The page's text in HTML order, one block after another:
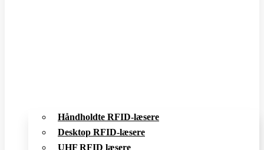
Håndholdte RFID-læsere
Desktop RFID-læsere
UHF RFID læsere